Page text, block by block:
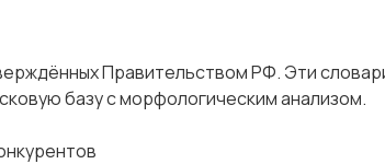
Правительством РФ. Эти
базу с морфологическим анализом.